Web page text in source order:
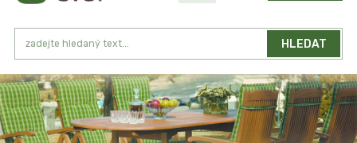
HLEDAT